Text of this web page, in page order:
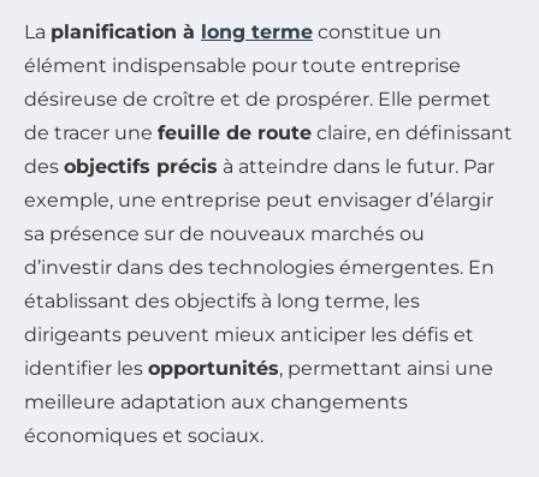
La planification à long terme constitue un
élément indispensable pour toute entreprise
désireuse de croître et de prospérer. Elle permet
de tracer une feuille de route claire, en définissant
des objectifs précis à atteindre dans le futur. Par
exemple, une entreprise peut envisager d’élargir
sa présence sur de nouveaux marchés ou
d’investir dans des technologies émergentes. En
établissant des objectifs à long terme, les
dirigeants peuvent mieux anticiper les défis et
identifier les opportunités, permettant ainsi une
meilleure adaptation aux changements
économiques et sociaux.